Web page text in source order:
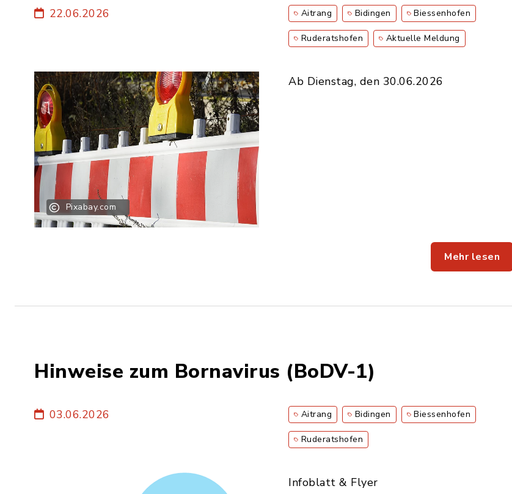
22.06.2026 Aitrang Bidingen Biessenhofen
Ruderatshofen Aktuelle Meldung
Pixabay.com
Ab Dienstag, den 30.06.2026
Mehr lesen
Hinweise zum Bornavirus (BoDV-1)
03.06.2026 Aitrang Bidingen Biessenhofen
Ruderatshofen
Infoblatt & Flyer